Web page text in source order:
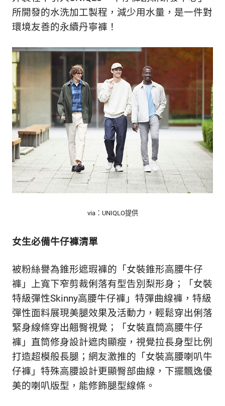
一
起
到
專
屬
生
活
態
度。
所開發的水洗加工製程，減少用水量，是一件對
環境友善的永續丹寧褲！
via：UNIQLO提供
女生必備牛仔褲清單
被粉絲譽為錐形遮瑕褲的「女裝錐形高腰牛仔
褲」上寬下窄剪裁俐落有型告別梨形身；「女裝
特級彈性Skinny高腰牛仔褲」特彈曲線褲，特級
彈性面料展現美腿效果及活動力，輕鬆穿出俐落
緊身線條穿出翹臀視覺；「女裝直筒高腰牛仔
褲」直筒修身設計遮肉顯瘦，視覺拉長身型比例
打造超模般長腿；網友激推的「女裝高腰喇叭牛
仔褲」特殊高腰設計更顯臀部曲線，下擺飄逸優
美的喇叭版型，能修飾腿型線條。